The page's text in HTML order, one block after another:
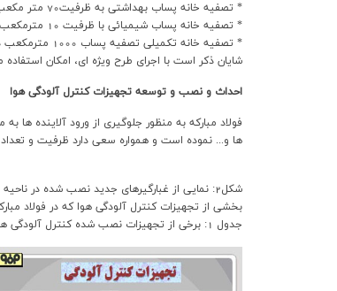
* تصفيه خانه پساب بهداشتي به ظرفيت70 متر مكعب در ساعت
* تصفيه خانه پساب شيميائي با ظرفيت 10 مترمکعب در روز
* تصفيه خانه تکميلي تصفيه پساب 1000 مترمکعب در ساعت
شايان ذكر است با اجراي طرح ويژه اي، امكان
احداث و نصب و توسعه تجهيزات كنترل آلودگي هوا
ها و... نموده است و همواره سعي دارد ظرفيت و
شکل2: نمايي از غبارگيرهاي جديد نصب شده در ناحيه فولاد سازي
بخشي از تجهيزات کنترل آلودگي هوا که در فولاد مبارکه نصب
جدول 1: برخي از تجهيزات نصب شده کنترل آلودگي هوا در شرکت فولاد مبارکه